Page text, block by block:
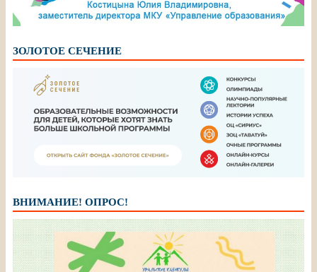
ЗОЛОТОЕ СЕЧЕНИЕ
ВНИМАНИЕ! ОПРОС!